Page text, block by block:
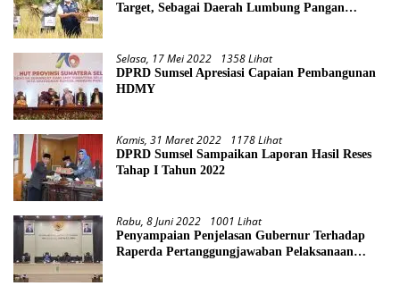
Target, Sebagai Daerah Lumbung Pangan
Selasa, 17 Mei 2022 1358 Lihat
DPRD Sumsel Apresiasi Capaian Pembangunan
HDMY
Kamis, 31 Maret 2022 1178 Lihat
DPRD Sumsel Sampaikan Laporan Hasil Reses
Tahap I Tahun 2022
Rabu, 8 Juni 2022 1001 Lihat
Penyampaian Penjelasan Gubernur Terhadap
Raperda Pertanggungjawaban Pelaksanaan